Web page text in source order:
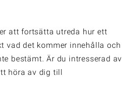
att fortsätta utreda hur ett
vad det kommer innehålla och
bestämt. Är du intresserad av
höra av dig till